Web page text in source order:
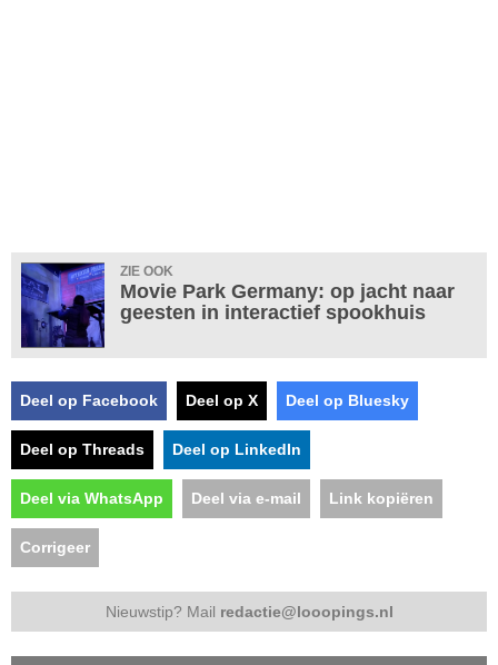
ZIE OOK
Movie Park Germany: op jacht naar
geesten in interactief spookhuis
Deel op Facebook Deel op X Deel op Bluesky
Deel op Threads Deel op LinkedIn
Deel via WhatsApp Deel via e-mail Link kopiëren
Corrigeer
Nieuwstip? Mail redactie@looopings.nl